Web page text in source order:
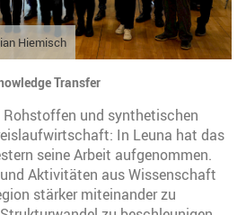
Hiemisch
Transfer
und synthetischen
In Leuna hat das
seine Arbeit aufgenommen.
Aktivitäten aus Wissenschaft
stärker miteinander zu